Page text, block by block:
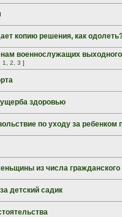
копию решения, как
военнослужащих
1 2 3 ]
здоровью
по уходу за ребенком
из числа гражданского
детский садик